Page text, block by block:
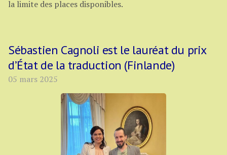
la limite des places disponibles.
Sébastien Cagnoli est le lauréat du prix
d’État de la traduction (Finlande)
05 mars 2025